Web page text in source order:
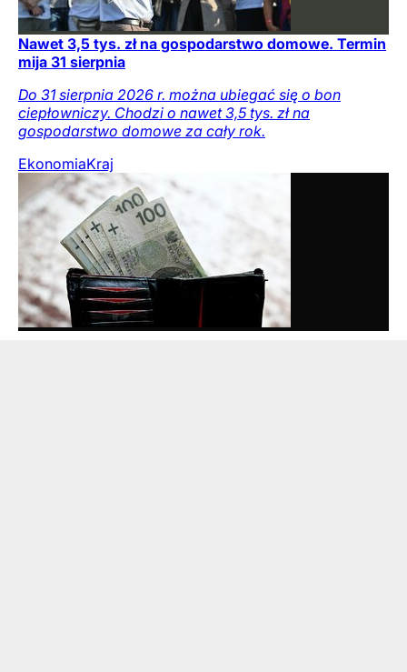
Nawet 3,5 tys. zł na gospodarstwo domowe. Termin
mija 31 sierpnia
Do 31 sierpnia 2026 r. można ubiegać się o bon
ciepłowniczy. Chodzi o nawet 3,5 tys. zł na
gospodarstwo domowe za cały rok.
EkonomiaKraj